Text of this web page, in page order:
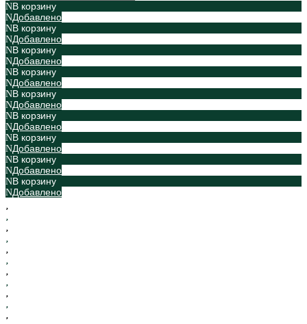
В корзину
Добавлено
В корзину
Добавлено
В корзину
Добавлено
В корзину
Добавлено
В корзину
Добавлено
В корзину
Добавлено
В корзину
Добавлено
В корзину
Добавлено
В корзину
Добавлено